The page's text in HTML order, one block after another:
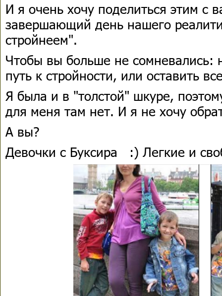
И я очень хочу поделиться этим с
завершающий день нашего
стройнеем".
Чтобы вы больше не сомневались:
путь к стройности, или оставить
Я была и в "толстой" шкуре,
для меня там нет. И я не хочу
А вы?
Девочки с Буксира
:) Легкие и